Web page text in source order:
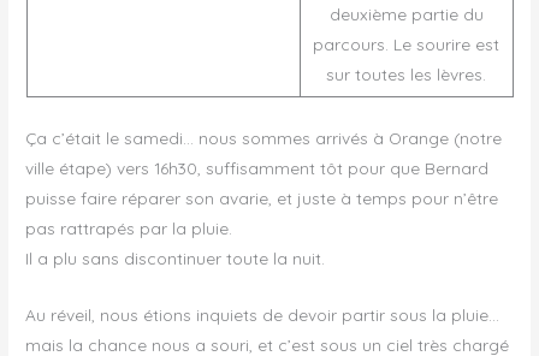
deuxième partie du
parcours. Le sourire est
sur toutes les lèvres.
Ça c’était le samedi… nous sommes arrivés à Orange (notre
ville étape) vers 16h30, suffisamment tôt pour que Bernard
puisse faire réparer son avarie, et juste à temps pour n’être
pas rattrapés par la pluie.
Il a plu sans discontinuer toute la nuit.
Au réveil, nous étions inquiets de devoir partir sous la pluie…
mais la chance nous a souri, et c’est sous un ciel très chargé